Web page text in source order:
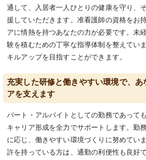
通して、入居者一人ひとりの健康を守り、
援していただきます。准看護師の資格をお
アに情熱を持つあなたの力が必要です。未
験を積むための丁寧な指導体制を整えてい
キルアップを目指すことができます。
充実した研修と働きやすい環境で、あ
アを支えます
パート・アルバイトとしての勤務であって
キャリア形成を全力でサポートします。勤
に応じ、働きやすい環境づくりに努めてい
許を持っている方は、通勤の利便性も良好